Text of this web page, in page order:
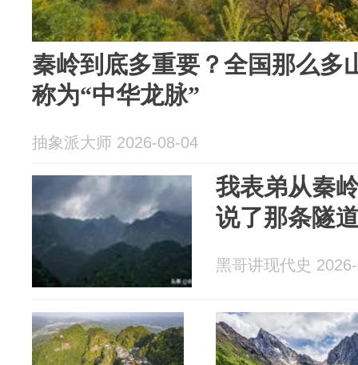
秦岭到底多重要？全国那么多
称为“中华龙脉”
抽象派大师 2026-08-04
我表弟从秦
说了那条隧
黑哥讲现代史